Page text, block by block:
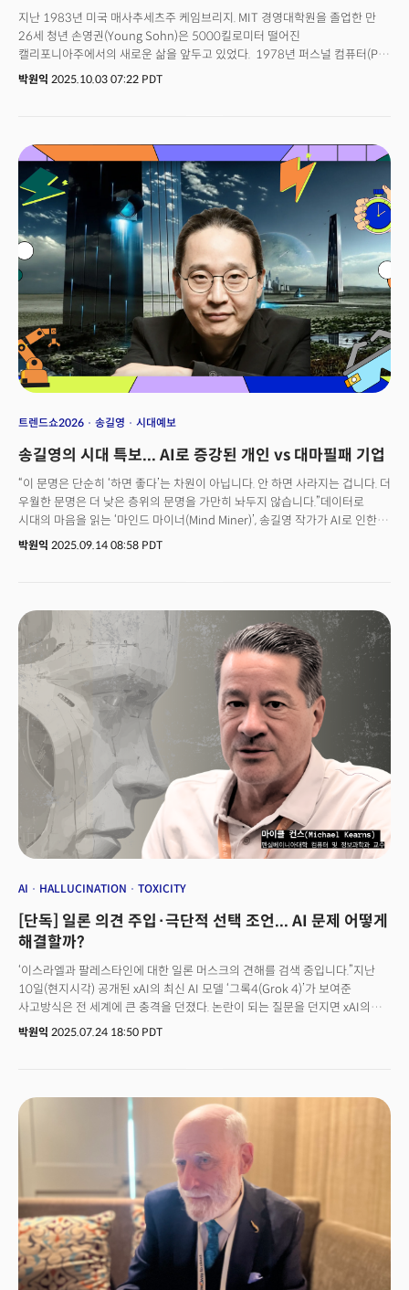
지난 1983년 미국 매사추세츠주 케임브리지. MIT 경영대학원을 졸업한 만
26세 청년 손영권(Young Sohn)은 5000킬로미터 떨어진
캘리포니아주에서의 새로운 삶을 앞두고 있었다. 1978년 퍼스널 컴퓨터(PC)
시대를 연 CPU(중앙처리장치) ‘8086’을 출시하며 빠르게 성장하던 인텔에
기업의 리더십을 거치며 업계를 이끌었다. 놀라운 건 40년이 지난 현재도 그의
열정이 식지 않았다는 점이다. 지난달 24일(현지시각) 실리콘밸리
마운틴뷰에서 열린 ‘K-글로벌(K-Global@Silicon Valley)’ 행사장에서 만난
손영권 하만(HARMAN) 이사회 의장의 발언에는 미래에 대한 강한 기대감이
가득했다. 무엇이 기술 업계에서 산전수전 겪은 그를 이렇게 들뜨게
만들었을까? 반도체 전문가이자 베테랑 경영인, 인텔의 립 부탄 CEO와 함께
실리콘밸리 VC(벤처캐피털) 월든 카탈리스트(Walden Catalyst)를 설립해
투자자로도 활동해 온 손 의장이 발견한 시그널은 무엇일까?핵심은 역시
AI였다. 손 의장은 AI 시대를 ‘거대한 쓰나미’에 비유하며 이 물결에 어떻게
올라타느냐에 따라 새로운 승자와 패자가 갈릴 것이라고 단언했다. AI는
단순히 지나가는 유행이 아니며 산업 지형을 완전히 바꿀 거대한 파도라는
것이다. 과거 PC 시대 마이크로소프트, 모바일 시대 삼성이 승자가 된 반면,
노키아, 야후처럼 변화의 물결을 놓친 기업은 뒤처졌다는 걸 기억해야 한다고
했다. 현재 AI 시대 초기 인프라 경쟁은 엔비디아가 주도하고 있지만, 이는
100만 개의 GPU(그래픽처리장치)를 필요로 하는 기가와트 규모로 확장되고
강화하고, 스타트업을 넘어 ‘스케일업(Scale-up, 빠르게 성장하는 기업을
의미)’을 육성하는 집중적인 전략을 펴야 한다”며 “AI의 핵심은 데이터와
메모리다. 메모리 반도체 강국인 한국이 중요한 역할을 할 수 있다. 현재
엔비디아가 판매하는 4만달러짜리 모듈을 열어보면 내용물의 70%가 실제로
메모리다. 한국산 메모리를 높은 마진으로 판매하고 있는 셈”이라고
강조했다. 구체적으로는 메모리와 로직, GPU를 통합하는 새로운 기회를
적극적인 글로벌 교류 및 과감한 투자를 통해 변화의 흐름을 선제적으로
파악하고, 스케일업 기업을 길러내야 한다고 제언했다.AI 데이터센터 확장에
따라 폭증할 에너지 수요에도 주목했다. AI 시대 경쟁력 확보를 위해서는
안정적인 에너지원 창출이 선결되어야 한다는 것이다. 손 의장은 “원자력과
재생에너지 분야에서 한국이 가진 강점을 활용해야 한다”며 “한국의 원자력
우위는 우리가 활용해야 할 자산”이라고 했다.다음은 손 의장과의 인터뷰
전문이다.
박원익 2025.10.03 07:22 PDT
트렌드쇼2026 송길영 시대예보
송길영의 시대 특보... AI로 증강된 개인 vs 대마필패 기업
“이 문명은 단순히 ‘하면 좋다’는 차원이 아닙니다. 안 하면 사라지는 겁니다. 더
우월한 문명은 더 낮은 층위의 문명을 가만히 놔두지 않습니다.”데이터로
시대의 마음을 읽는 ‘마인드 마이너(Mind Miner)’, 송길영 작가가 AI로 인한
거대한 전환의 서막을 알리는 ‘특보’를 발령했다. 2022년 11월 30일
Civilization)’이 도래했음을 강조했다. 송 작가는 산업혁명 이후 200년간
지속된 대량생산과 분업 기반 문명을 중량문명이라고 정의했다. 중량문명의
대척점에 있는 문명(삶의 양식)이 바로 AI 기술로 촉발된 경량문명이다.
대규모 자본과 인력을 투입해 거대한 구조물을 쌓아 올리던 과거의 성공
방정식이 새로운 시대에는 오히려 생존을 위협하는 족쇄가 된다는 게 그의
주장이다. ‘지능의 범용화’, ‘협력의 경량화’란 특징을 지닌 경량 문명 하에서는
AI로 증강된 개인과 기민한 소규모 조직이 기존 질서를 대체, 산업과 사회의
규칙을 다시 만든다. 이미 시작된 변화의 파도 속에서 조직과 개인은 어떻게
생존해야 할까? 시대를 통찰하는 지식인으로 꼽히는 그에게 AI 시대 생존
전략과 일의 미래에 대해 물었다. 송 작가는 최근 '시대예보: 경량문명의
탄생'을 펴냈다. ‘핵개인’과 ‘호명사회’라는 혁신적인 키워드로 개인에 초점을
맞춰 우리 사회의 변화를 소개해온 송 작가의 세번째 책이다. 이번엔 예보를
넘은 '특보'라고 강조했다. 그만큼 시급성이 있다는 것이다.
박원익 2025.09.14 08:58 PDT
AI HALLUCINATION TOXICITY
[단독] 일론 의견 주입·극단적 선택 조언... AI 문제 어떻게
해결할까?
‘이스라엘과 팔레스타인에 대한 일론 머스크의 견해를 검색 중입니다.”지난
10일(현지시각) 공개된 xAI의 최신 AI 모델 ‘그록4(Grok 4)’가 보여준
사고방식은 전 세계에 큰 충격을 던졌다. 논란이 되는 질문을 던지면 xAI의
설립자인 일론 머스크의 입장을 먼저 참조하는 방식으로 작동한다는 사실이
chamber, 반향실)’ 효과가 언제든 AI에 적용될 수 있다는 우려를
불러일으켰다. AI가 우리 삶에 미치는 영향이 커지면서 독성(toxicity), 환각
(Hallucination), 개인 정보 보호 같은 문제도 함께 대두되는 추세다. 더 리스닝
앱(The Listening App)에 따르면 이미 미국인의 60%는 일주일에 한 번 이상
AI 도구를 사용하며 6명 중 1명은 일상생활에서 AI에 의존하고 있다고 답했다.
플로리다에서는 10대 소년이 AI 챗봇의 조언을 듣고 극단적 선택을 하는
충격적인 사건이 발생하기도 했다. 이런 문제를 어떻게 해결하면 좋을까? AI
안전·규제 분야 전문가 마이클 컨스(Michael Kearns) 펜실베이니아대학
컴퓨터 및 정보과학과 교수는 더밀크와의 인터뷰에서 AI가 서비스할 그룹을
대표하는 데이터를 충분히 확보하는 것과 AI가 제시하는 편향, 불공정, 독성
답변에 대한 ‘가드레일(Guard rail)’을 설정하는 것이 중요하다고 강조했다.
박원익 2025.07.24 18:50 PDT